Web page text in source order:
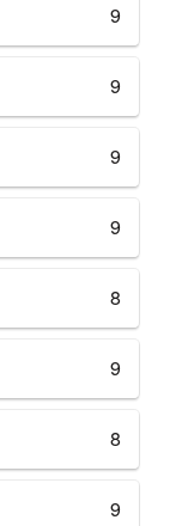
9
9
9
9
8
9
8
9